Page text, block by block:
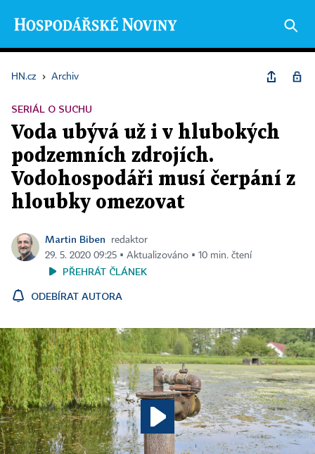
HN.cz › Archiv
SERIÁL O SUCHU
Voda ubývá už i v hlubokých
podzemních zdrojích.
Vodohospodáři musí čerpání z
hloubky omezovat
Martin Biben
redaktor
29. 5. 2020 09:25 ▪ Aktualizováno ▪ 10 min. čtení
PŘEHRÁT ČLÁNEK
ODEBÍRAT AUTORA